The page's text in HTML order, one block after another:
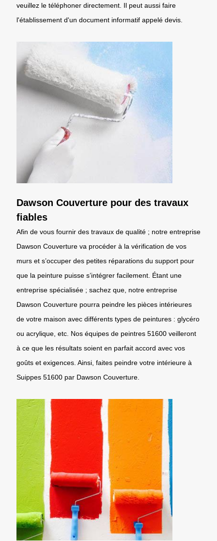
veuillez le téléphoner directement. Il peut aussi faire
l'établissement d'un document informatif appelé devis.
Dawson Couverture pour des travaux
fiables
Afin de vous fournir des travaux de qualité ; notre entreprise
Dawson Couverture va procéder à la vérification de vos
murs et s’occuper des petites réparations du support pour
que la peinture puisse s’intégrer facilement. Étant une
entreprise spécialisée ; sachez que, notre entreprise
Dawson Couverture pourra peindre les pièces intérieures
de votre maison avec différents types de peintures : glycéro
ou acrylique, etc. Nos équipes de peintres 51600 veilleront
à ce que les résultats soient en parfait accord avec vos
goûts et exigences. Ainsi, faites peindre votre intérieure à
Suippes 51600 par Dawson Couverture.